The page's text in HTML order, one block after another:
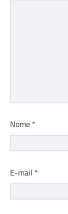
Nome *
E-mail *